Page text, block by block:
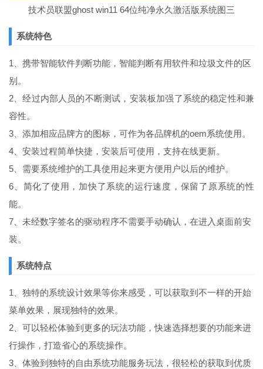
技术员联盟ghost win11 64位纯净永久激活版系统图三
系统特色
1、携带智能软件判断功能，智能判断有用软件和垃圾文件的区
别。
2、经过内部人员的不断测试，安装板加强了系统的稳定性和兼
容性。
3、添加相应品牌方的图标，可作为各品牌机的oem系统使用。
4、安装过程简单快捷，安装后可使用，支持在线更新。
5、需要系统维护的工具使用起来更方便用户以后的维护。
6、简化了使用，加快了系统的运行速度，保留了原系统的性
能。
7、未经数字签名的驱动程序不需要手动确认，在进入桌面前安
装。
系统特点
1、独特的系统设计效果等你来感受，可以获取到不一样的开始
菜单效果，展现独特的效果。
2、可以轻松体验到更多的玩法功能，快速选择想要的功能来进
行操作，打造省心的系统操作。
3、体验到独特的自由系统功能服务玩法，很轻松的获取到优质